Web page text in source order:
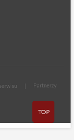
Partnerzy
TOP